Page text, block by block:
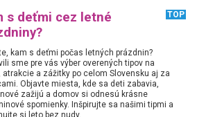
s deťmi cez letné
TOP
kam s deťmi počas letných prázdnin?
sme pre vás výber overených tipov na
atrakcie a zážitky po celom Slovensku aj za
Objavte miesta, kde sa deti zabavia,
zažijú a domov si odnesú krásne
spomienky. Inšpirujte sa našimi tipmi a